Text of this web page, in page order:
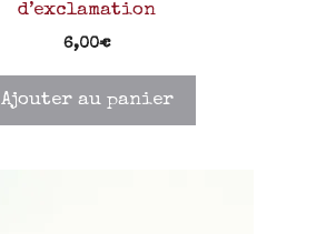
d’exclamation
6,00€
Ajouter au panier